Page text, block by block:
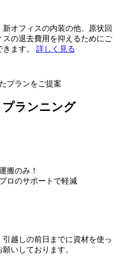
オフィスの内装の他、原状回
の退去費用を抑えるためにご
ます。 詳しく見る
プランをご提案
ランニング
搬のみ！
ロのサポートで軽減
越しの前日までに資材を使っ
いしております。